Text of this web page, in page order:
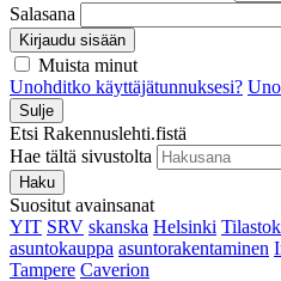
Salasana
Kirjaudu sisään
Muista minut
Unohditko käyttäjätunnuksesi?
Sulje
Etsi Rakennuslehti.fistä
Hae tältä sivustolta
Haku
Suositut avainsanat
YIT SRV skanska Helsinki
asuntokauppa asuntorakentaminen
Tampere Caverion